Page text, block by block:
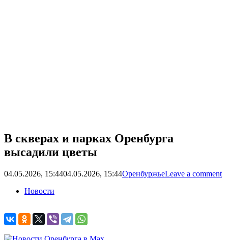
В скверах и парках Оренбурга
высадили цветы
04.05.2026, 15:4404.05.2026, 15:44ОренбуржьеLeave a comment
Новости